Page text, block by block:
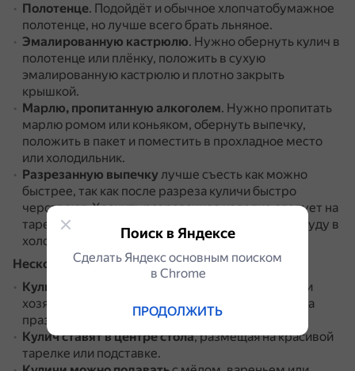
Полотенце. Подойдёт и обычное хлопчатобумажное
полотенце, но лучше всего брать льняное.
Эмалированную кастрюлю. Нужно обернуть кулич в
полотенце или плёнку, положить в сухую
эмалированную кастрюлю и плотно закрыть
крышкой.
Марлю, пропитанную алкоголем. Нужно пропитать
марлю ромом или коньяком, обернуть выпечку,
положить в пакет и поместить в прохладное место
или холодильник.
Разрезанную выпечкулучше съесть как можно
быстрее, так как после разреза куличи быстро
черствеют.Хранить разрезанное изделие следует на
тарелке, завернув её в пакет.
Можно убрать посуду в
холодильник.
Несколько советов по подаче куличей:
Кулич подают особым образом
Глава семьи или
хозяин дома делает первый разрез, в знак начала
праздничной трапезы.
Кулич ставят в центре стола, размещая на красивой
тарелке или подставке.
Поиск в Яндексе
Сделать Яндекс основным поиском
в Сhrome
ПРОДОЛЖИТЬ